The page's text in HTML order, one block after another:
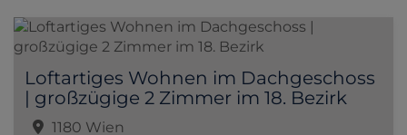
Loftartiges Wohnen im Dachgeschoss
| großzügige 2 Zimmer im 18. Bezirk
1180 Wien